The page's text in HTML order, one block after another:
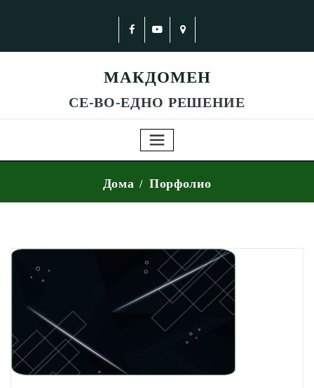
МАКДОМЕН
СЕ-ВО-ЕДНО РЕШЕНИЕ
Дома Порфолио